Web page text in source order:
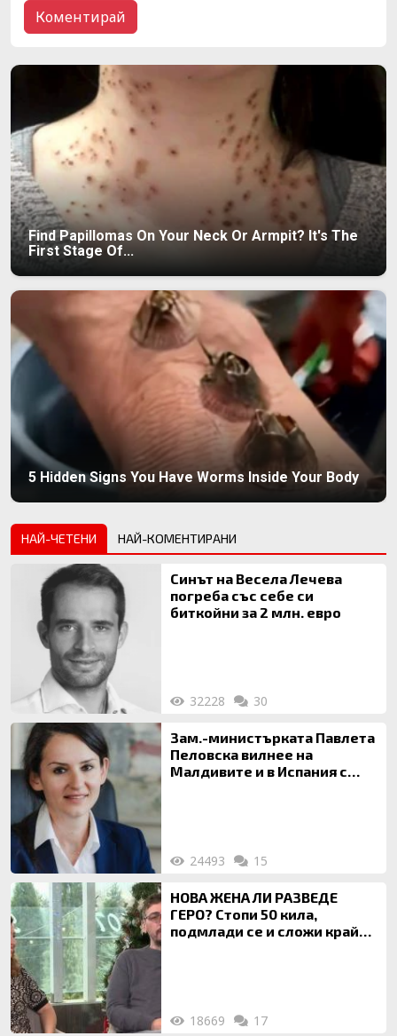
Find Papillomas On Your Neck Or Armpit? It's The
First Stage Of...
5 Hidden Signs You Have Worms Inside Your Body
НАЙ-ЧЕТЕНИ НАЙ-КОМЕНТИРАНИ
Синът на Весела Лечева
погреба със себе си
биткойни за 2 млн. евро
32228 30
Зам.-министърката Павлета
Пеловска вилнее на
Малдивите и в Испания с
24493 15
НОВА ЖЕНА ЛИ РАЗВЕДЕ
ГЕРО? Стопи 50 кила,
подмлади се и сложи край
18669 17